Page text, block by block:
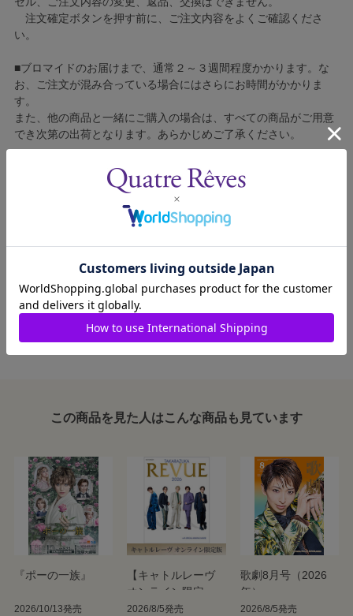
注文確定ボタンを押す前に、ご注文内容をよくご確認くださ
い。
■ブロマイドのお届けまで、通常２～３週間程度かかります。な
お、ご注文が混み合っている場合にはさらにお時間がかかりま
す。
また、他の商品と一緒にご購入の場合は、すべての商品がご用意
でき次第の出荷となります。あらかじめご了承ください。
■コンビニ決済をご利用の場合はご入金確認後の製造となりま
■ブロマイドの個包装はしておりません。
■ブロマイドに不良がございましたら、良品と交換いたしますの
で、お手数ですが弊社カスタマーセンターへご連絡ください。
1810015-003
この商品を見た人はこんな商品も見ています
『ポーの一族』
2026/10/13発売
【キャトルレーヴ
オンライン限定
版】TAKARAZUKA
2026/8/5発売
歌劇8月号（2026
年）
2026/8/5発売